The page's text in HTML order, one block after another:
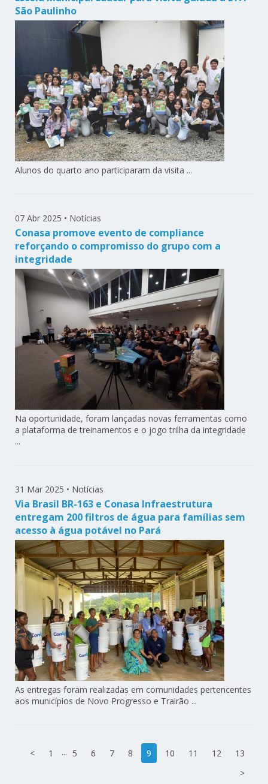
São Paulinho
Alunos do quarto ano participaram da visita ...
07 Abr 2025 • Notícias
Conasa promove evento de compliance
reforçando o compromisso do grupo com a
integridade
Na oportunidade, foram lançadas novas ferramentas como
a plataforma de treinamentos e o jogo trilha da integridade
...
31 Mar 2025 • Notícias
Via Brasil BR-163 e Conasa Infraestrutura
entregam 200 filtros de água para famílias sem
acesso à água potável no Pará
As entregas foram realizadas em comunidades pertencentes
aos municípios de Novo Progresso e Trairão ...
< 1 ... 5 6 7 8 9 10 11 12
13
>